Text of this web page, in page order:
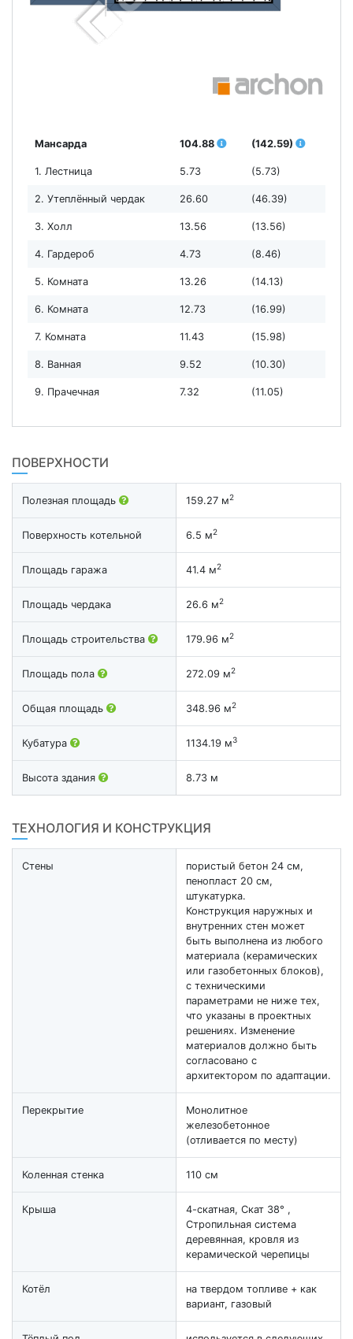
Мансарда 104.88 (142.59)
1. Лестница 5.73 (5.73)
2. Утеплённый чердак 26.60 (46.39)
3. Холл 13.56 (13.56)
4. Гардероб 4.73 (8.46)
5. Комната 13.26 (14.13)
6. Комната 12.73 (16.99)
7. Комната 11.43 (15.98)
8. Ванная 9.52 (10.30)
9. Прачечная 7.32 (11.05)
ПОВЕРХНОСТИ
Полезная площадь 159.27 м2
Поверхность котельной 6.5 м2
Площадь гаража 41.4 м2
Площадь чердака 26.6 м2
Площадь строительства 179.96 м2
Площадь пола 272.09 м2
Общая площадь 348.96 м2
Кубатура 1134.19 м3
Высота здания 8.73 м
ТЕХНОЛОГИЯ И КОНСТРУКЦИЯ
Стены
пористый бетон 24 см,
пенопласт 20 см,
штукатурка.
Конструкция наружных и
внутренних стен может
быть выполнена из любого
материала (керамических
или газобетонных блоков),
с техническими
параметрами не ниже тех,
что указаны в проектных
решениях. Изменение
материалов должно быть
согласовано с
архитектором по адаптации.
Перекрытие
Монолитное
железобетонное
(отливается по месту)
Коленная стенка 110 см
Крыша
4-скатная, Скат 38° ,
Стропильная система
деревянная, кровля из
керамической черепицы
Котёл
на твердом топливе + как
вариант, газовый